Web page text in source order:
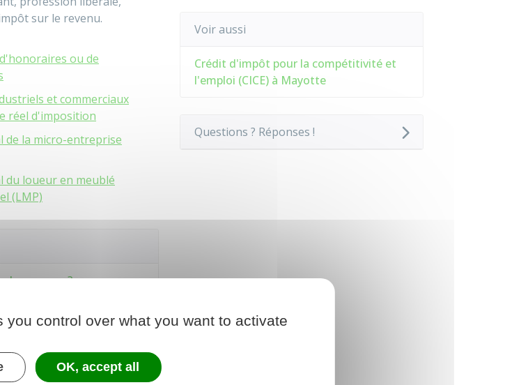
sur le revenu.
ou de
et commerciaux
réel d'imposition
de la micro-entreprise
du loueur en meublé
(LMP)
les erreurs ?
Voir aussi
Crédit d'impôt pour la compétitivité et
l'emploi (CICE) à Mayotte
Questions ? Réponses !
control over what you want to activate
OK, accept all